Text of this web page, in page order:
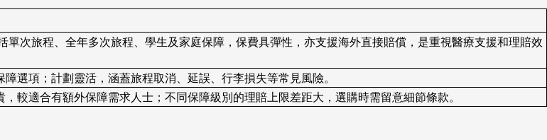
次旅程、全年多次旅程、學生及家庭保障，保費具彈性，亦支援海外直接賠償，是重視醫療支援和理賠效
選項；計劃靈活，涵蓋旅程取消、延誤、行李損失等常見風險。
較適合有額外保障需求人士；不同保障級別的理賠上限差距大，選購時需留意細節條款。